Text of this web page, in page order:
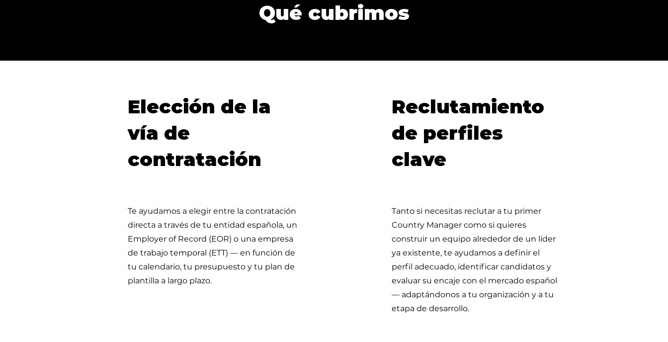
Qué cubrimos
Elección de la
vía de
contratación
Te ayudamos a elegir entre la contratación
directa a través de tu entidad española, un
Employer of Record (EOR) o una empresa
de trabajo temporal (ETT) — en función de
tu calendario, tu presupuesto y tu plan de
plantilla a largo plazo.
Reclutamiento
de perfiles
clave
Tanto si necesitas reclutar a tu primer
Country Manager como si quieres
construir un equipo alrededor de un líder
ya existente, te ayudamos a definir el
perfil adecuado, identificar candidatos y
evaluar su encaje con el mercado español
— adaptándonos a tu organización y a tu
etapa de desarrollo.